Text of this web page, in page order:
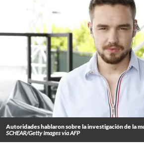
Autoridades hablaron sobre la investigación de la
SCHEAR/Getty Images via AFP